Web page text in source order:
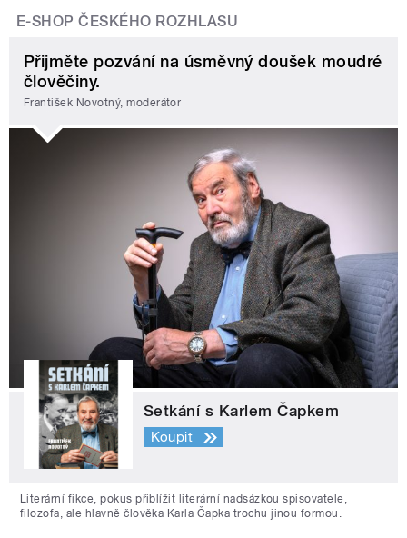
E-SHOP ČESKÉHO ROZHLASU
Přijměte pozvání na úsměvný doušek moudré
člověčiny.
František Novotný, moderátor
Setkání s Karlem Čapkem
Koupit
Literární fikce, pokus přiblížit literární nadsázkou spisovatele,
filozofa, ale hlavně člověka Karla Čapka trochu jinou formou.